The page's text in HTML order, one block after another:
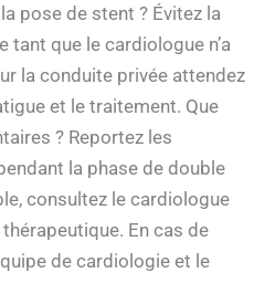
pose de stent ? Évitez la
que le cardiologue n’a
la conduite privée attendez
et le traitement. Que
? Reportez les
la phase de double
consultez le cardiologue
En cas de
de cardiologie et le